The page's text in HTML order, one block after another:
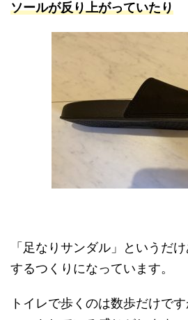
ソールが反り上がっていたり
「足なりサンダル」というだ
するつくりになっています。
トイレで歩くのは数歩だけで